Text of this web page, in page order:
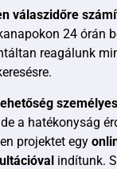
válaszidőre
24 órán
reagálunk
a hatékonyság
projektet egy
indítunk.